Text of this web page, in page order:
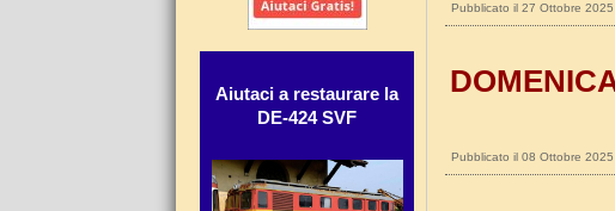
Aiutaci a restaurare la
DE-424 SVF
Pubblicato il 27 Ottobre 2025
Pubblicato il 08 Ottobre 2025